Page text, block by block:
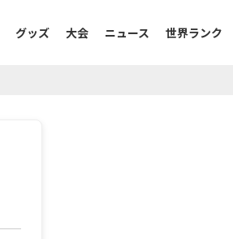
グッズ 大会 ニュース 世界ランク